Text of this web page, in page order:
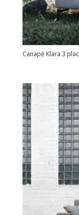
Canapé Klara 3